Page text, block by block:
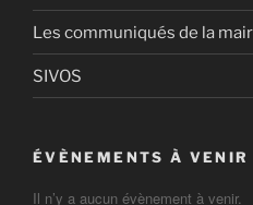
Les communiqués de la
SIVOS
ÉVÈNEMENTS À VENIR
Il n’y a aucun évènement à venir.